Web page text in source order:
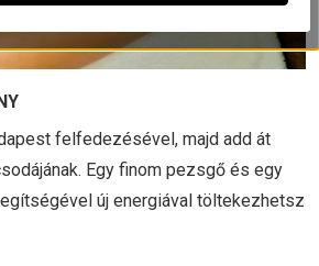
felfedezésével, majd add át
Egy finom pezsgő és egy
új energiával töltekezhetsz